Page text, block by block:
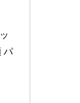
パ